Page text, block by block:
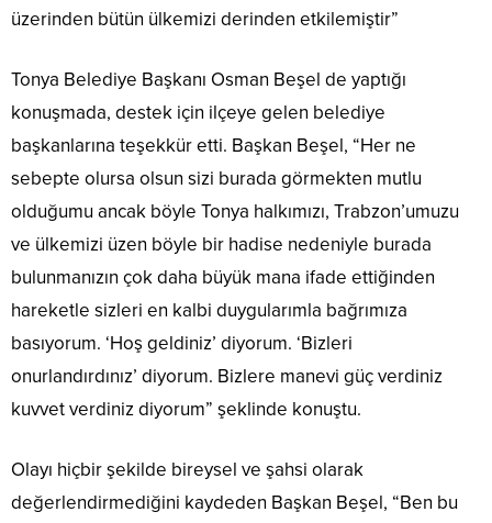
üzerinden bütün ülkemizi derinden etkilemiştir”
Tonya Belediye Başkanı Osman Beşel de yaptığı
konuşmada, destek için ilçeye gelen belediye
başkanlarına teşekkür etti. Başkan Beşel, “Her ne
sebepte olursa olsun sizi burada görmekten mutlu
olduğumu ancak böyle Tonya halkımızı, Trabzon’umuzu
ve ülkemizi üzen böyle bir hadise nedeniyle burada
bulunmanızın çok daha büyük mana ifade ettiğinden
hareketle sizleri en kalbi duygularımla bağrımıza
basıyorum. ‘Hoş geldiniz’ diyorum. ‘Bizleri
onurlandırdınız’ diyorum. Bizlere manevi güç verdiniz
kuvvet verdiniz diyorum” şeklinde konuştu.
Olayı hiçbir şekilde bireysel ve şahsi olarak
değerlendirmediğini kaydeden Başkan Beşel, “Ben bu